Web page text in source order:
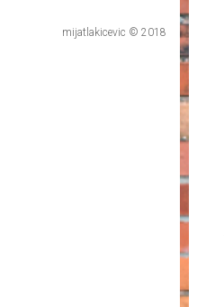
mijatlakicevic © 2018